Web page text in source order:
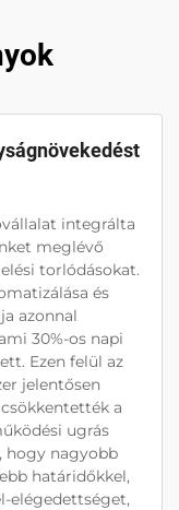
integrálta
meglévő
torlódásokat.
és
azonnal
30%-os napi
Ezen felül az
jelentősen
a
ugrás
hogy nagyobb
határidőkkel,
elégedettséget,